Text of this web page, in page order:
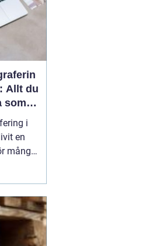
Allt du
som
i
en
många
att
det
digital